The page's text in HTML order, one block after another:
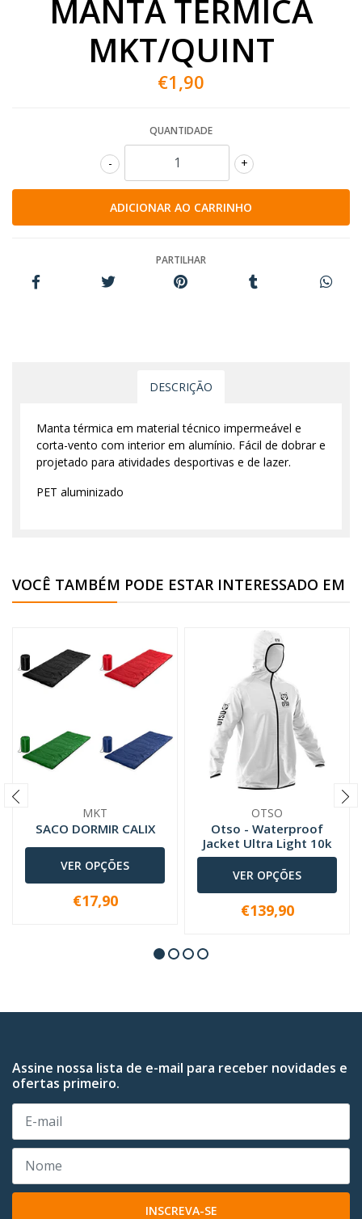
MANTA TÉRMICA
MKT/QUINT
€1,90
QUANTIDADE
+
-
PARTILHAR
DESCRIÇÃO
Manta térmica em material técnico impermeável e
corta-vento com interior em alumínio. Fácil de dobrar e
projetado para atividades desportivas e de lazer.
PET aluminizado
VOCÊ TAMBÉM PODE ESTAR INTERESSADO EM
MKT
SACO DORMIR CALIX
VER OPÇÕES
€17,90
OTSO
Otso - Waterproof
Jacket Ultra Light 10k
VER OPÇÕES
€139,90
Assine nossa lista de e-mail para receber novidades e
ofertas primeiro.
INSCREVA-SE